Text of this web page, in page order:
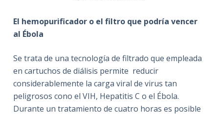
El hemopurificador o el filtro que podría vencer
al Ébola
Se trata de una tecnología de filtrado que empleada
en cartuchos de diálisis permite reducir
considerablemente la carga viral de virus tan
peligrosos cono el VIH, Hepatitis C o el Ébola.
Durante un tratamiento de cuatro horas es posible